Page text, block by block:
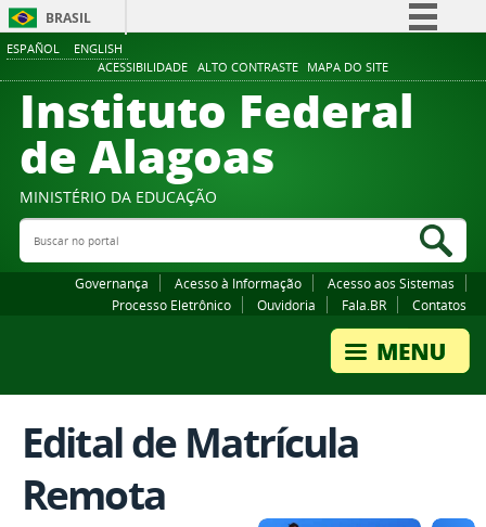
ESPAÑOL ENGLISH
ACESSIBILIDADE ALTO CONTRASTE MAPA DO SITE
BRASIL
Comunica BR
Participe
Canais
Instituto Federal
de Alagoas
MINISTÉRIO DA EDUCAÇÃO
Buscar no portal
Governança Acesso à Informação
Acesso aos Sistemas
Processo Eletrônico
Ouvidoria Fala.BR Contatos
Edital de Matrícula
Remota